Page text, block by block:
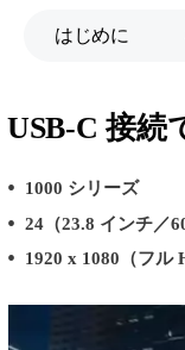
はじめに
USB-C 接続
1000 シリーズ
24（23.8 インチ／
1920 x 1080（フル